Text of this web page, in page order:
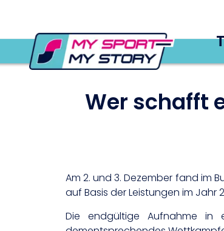
Wer schafft
Am 2. und 3. Dezember fand im
auf Basis der Leistungen im Jahr
Die endgültige Aufnahme in